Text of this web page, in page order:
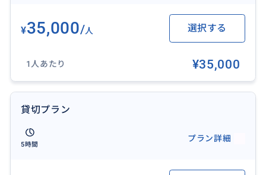
完全少人数制！日本人インストラクター１名に対し、
¥35,000/人 選択する
1人あたり ¥35,000
貸切プラン
5時間
プラン詳細